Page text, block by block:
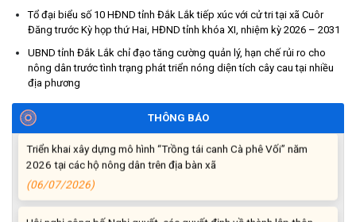
Tổ đại biểu số 10 HĐND tỉnh Đắk Lắk tiếp xúc với cử tri tại xã Cuôr
Đăng trước Kỳ họp thứ Hai, HĐND tỉnh khóa XI, nhiệm kỳ 2026 – 2031
UBND tỉnh Đắk Lắk chỉ đạo tăng cường quản lý, hạn chế rủi ro cho
nông dân trước tình trạng phát triển nóng diện tích cây cau tại nhiều
địa phương
THÔNG BÁO
Thông báo về thực hiện Luật tương trợ tư pháp về dân sự và
các văn bản quy định chi tiết, hướng dẫn thi hành
Thông báo cảnh báo lừa đảo liên quan đến thủ tục đất đai
(24/07/2026)
2026 tại các hộ nông dân trên địa bàn xã
(06/07/2026)